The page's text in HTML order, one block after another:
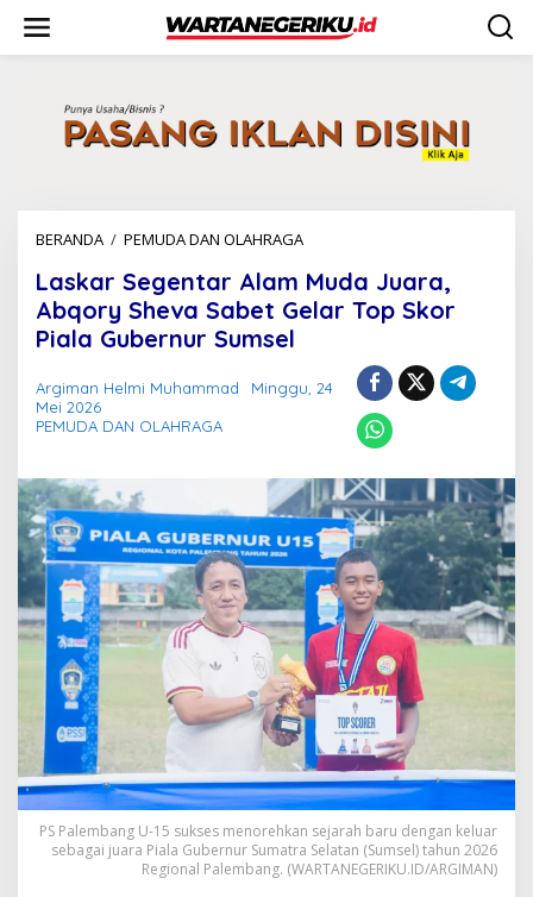
w
BERANDA / PEMUDA DAN OLAHRAGA
s
k
a
e
t
r
A
l
a
m
M
u
d
a
J
r
a
,
A
b
q
Laskar Segentar Alam Muda Juara,
Abqory Sheva Sabet Gelar Top Skor
Piala Gubernur Sumsel
Argiman Helmi Muhammad
Minggu, 24
Mei 2026
PEMUDA DAN OLAHRAGA
PS Palembang U-15 sukses menorehkan sejarah baru dengan keluar
sebagai juara Piala Gubernur Sumatra Selatan (Sumsel) tahun 2026
Regional Palembang. (WARTANEGERIKU.ID/ARGIMAN)